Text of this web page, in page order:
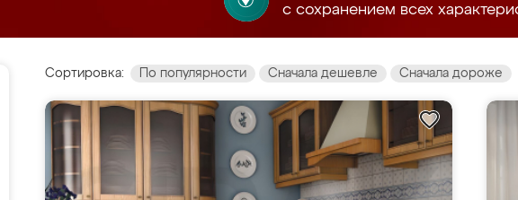
с сохранением всех
Сортировка: По популярности Сначала дешевле Сначала дороже